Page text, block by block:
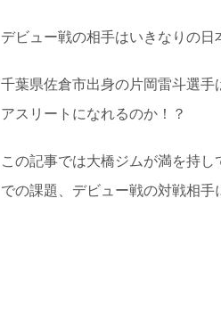
デビュー戦の相手はいきなりの日
千葉県佐倉市出身の片岡雷斗選
アスリートになれるのか！？
この記事では大橋ジムが満を持
での課題、デビュー戦の対戦相手